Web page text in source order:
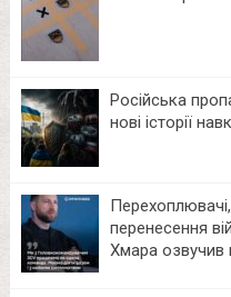
Російська
нові історії
перенесення
Хмара озвучив